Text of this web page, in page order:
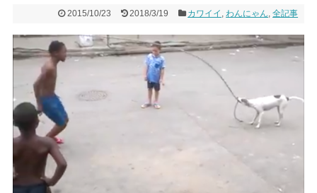
2015/10/23 2018/3/19 カワイイ ,わんにゃん,全記事